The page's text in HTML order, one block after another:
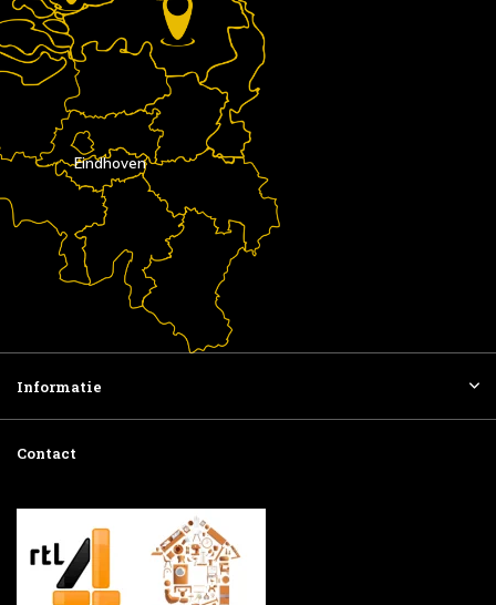
Eindhoven
Informatie
Contact